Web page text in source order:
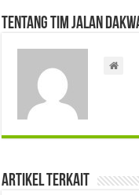
Tentang Tim Jalan
Artikel Terkait